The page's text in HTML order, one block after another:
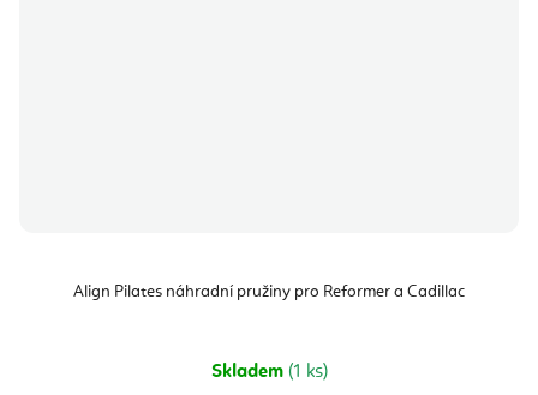
Align Pilates náhradní pružiny pro Reformer a Cadillac
Skladem (1 ks)